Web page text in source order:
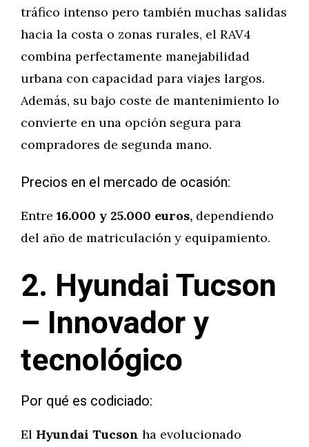
tráfico intenso pero también muchas salidas
hacia la costa o zonas rurales, el RAV4
combina perfectamente manejabilidad
urbana con capacidad para viajes largos.
Además, su bajo coste de mantenimiento lo
convierte en una opción segura para
compradores de segunda mano.
Precios en el mercado de ocasión:
Entre 16.000 y 25.000 euros, dependiendo
del año de matriculación y equipamiento.
2. Hyundai Tucson
– Innovador y
tecnológico
Por qué es codiciado:
El Hyundai Tucson ha evolucionado